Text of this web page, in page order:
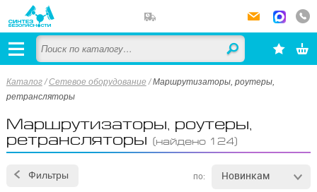
Каталог /Сетевое оборудование /Маршрутизаторы, роутеры,
ретрансляторы
Маршрутизаторы, роутеры,
ретрансляторы (найдено 124)
Фильтры по: Новинкам